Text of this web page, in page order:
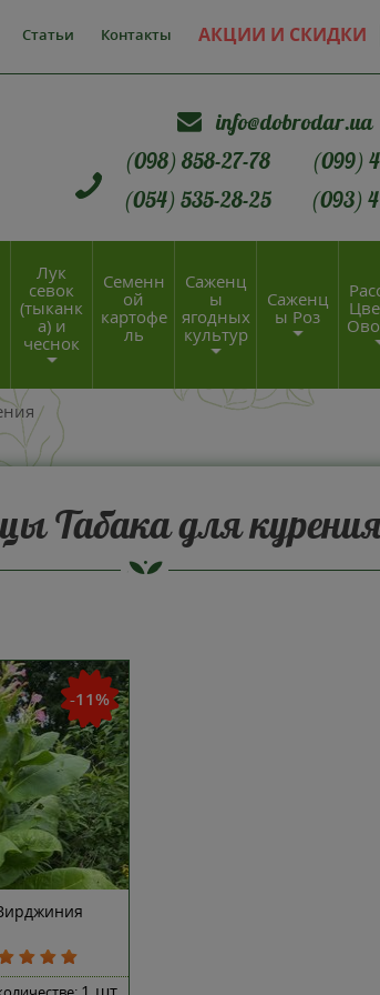
Статьи Контакты АКЦИИ И СКИДКИ
info@dobrodar.ua
(098) 858-27-78
(099)
(054) 535-28-25
(093)
Лук
севок
(тыканк
а) и
чеснок
Семенн
ой
картофе
ль
Саженц
ы
ягодных
культур
Саженц
ы Роз
Табака для
-11%
1 шт